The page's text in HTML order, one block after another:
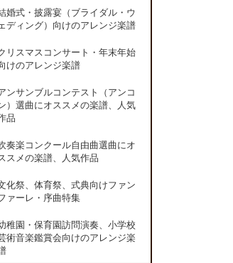
婚式・披露宴（ブライダル・ウ
ディング）向けのアレンジ楽譜
リスマスコンサート・年末年始
けのアレンジ楽譜
ンサンブルコンテスト（アンコ
）選曲にオススメの楽譜、人気
品
奏楽コンクール自由曲選曲にオ
スメの楽譜、人気作品
化祭、体育祭、式典向けファン
ァーレ・序曲特集
稚園・保育園訪問演奏、小学校
術音楽鑑賞会向けのアレンジ楽